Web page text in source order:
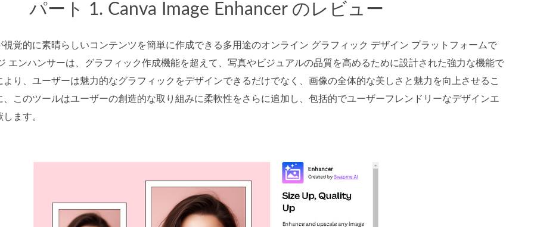
パート 1. Canva Image Enhancer のレビュー
視覚的に素晴らしいコンテンツを簡単に作成できる多用途のオンライン グラフィック デザイン プラットフォームで
エンハンサーは、グラフィック作成機能を超えて、写真やビジュアルの品質を高めるために設計された強力な機能で
り、ユーザーは魅力的なグラフィックをデザインできるだけでなく、画像の全体的な美しさと魅力を向上させるこ
、このツールはユーザーの創造的な取り組みに柔軟性をさらに追加し、包括的でユーザーフレンドリーなデザインエ
ます。